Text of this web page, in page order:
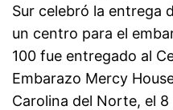
Sur celebró la entrega
un centro para el
100 fue entregado al
Embarazo Mercy
Carolina del Norte, el